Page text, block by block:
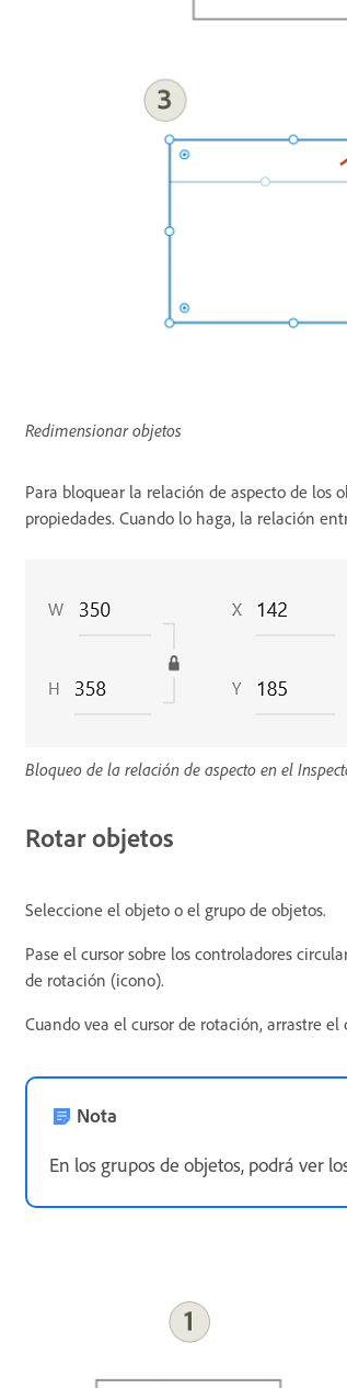
Redimensionar objetos
Para bloquear la relación de aspecto de los
propiedades. Cuando lo haga, la relación
Bloqueo de la relación de aspecto en el
Rotar objetos
Seleccione el objeto o el grupo de objetos.
Pase el cursor sobre los controladores
de rotación (icono).
Cuando vea el cursor de rotación, arrastre
Nota
En los grupos de objetos, podrá ver